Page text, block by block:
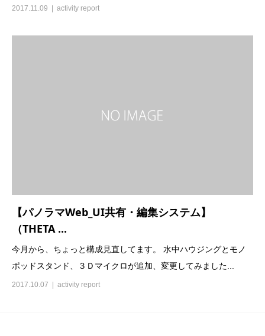
2017.11.09 activity report
【パノラマWeb_UI共有・編集システム】
（THETA ...
今月から、ちょっと構成見直してます。 水中ハウジングとモノ
ポッドスタンド、３Ｄマイクロが追加、変更してみました...
2017.10.07 activity report